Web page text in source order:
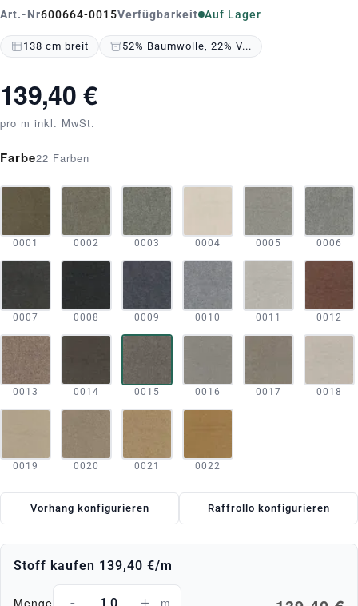
Art.-Nr600664-0015Verfügbarkeit Auf Lager
138 cm breit 52% Baumwolle, 22% V...
139,40 €
pro m inkl. MwSt.
Farbe22 Farben
0001 0002 0003 0004 0005 0006
0007 0008 0009 0010 0011 0012
0013 0014 0015 0016 0017 0018
0019 0020 0021 0022
Vorhang konfigurieren Raffrollo konfigurieren
Stoff kaufen 139,40 €/m
Menge m